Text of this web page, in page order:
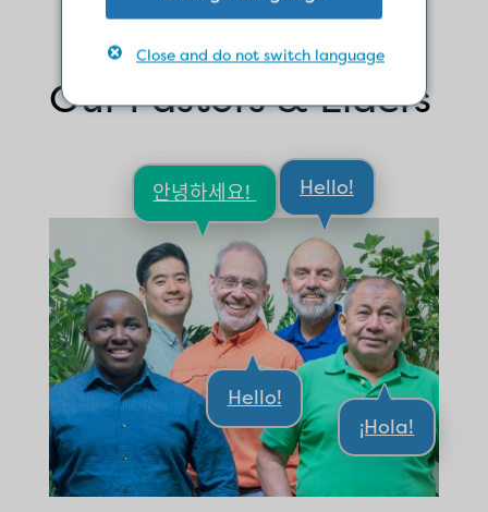
Our Pastors & Elders
안녕하세요!
Hello!
Hello!
¡Hola!
Close and do not switch language